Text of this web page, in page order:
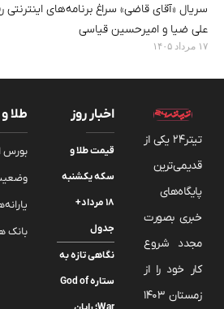
سریال «آقای قاضی» سراغ برنامه‌های
علی ضیا و امیرحسین قیاسی
۱۷ مرداد ۱۴۰۵
تیتر24 یکی از
قدیمی‌ترین
پایگاه‌های
خبری بصورت
مجدد شروع
کار خود را از
زمستان 1403
اخبار روز
قیمت طلا و
سکه یکشنبه
۱۸ مرداد+
جدول
نگاهی تازه به
ستاره God of
طلا
بورس
بانک